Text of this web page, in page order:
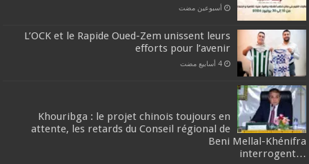
‏أسبوعين مضت
L’OCK et le Rapide Oued-Zem unissent leurs
efforts pour l’avenir
‏4 أسابيع مضت
Khouribga : le projet chinois toujours en
attente, les retards du Conseil régional de
Beni Mellal-Khénifra
…interrogent